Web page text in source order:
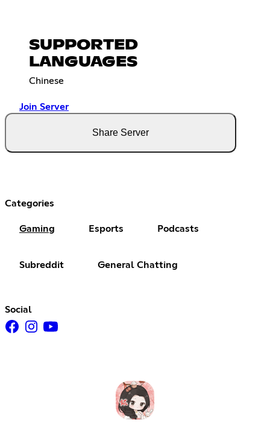
SUPPORTED
LANGUAGES
Chinese
Join Server
Share Server
Categories
Gaming Esports Podcasts
Subreddit General Chatting
Social